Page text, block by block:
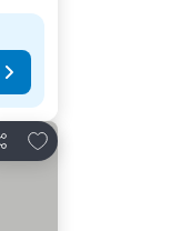
Agregar a favoritos